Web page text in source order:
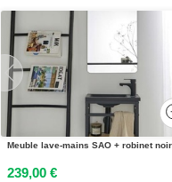
239,00 €